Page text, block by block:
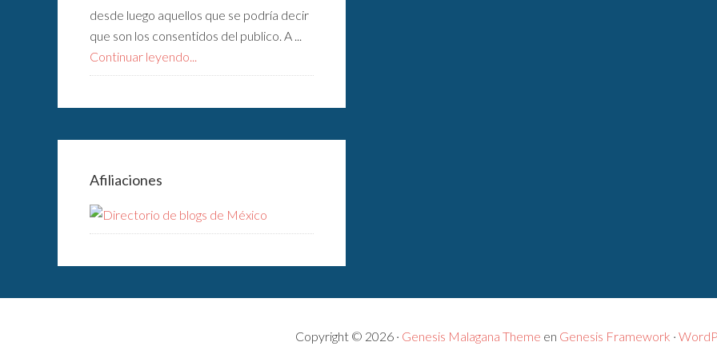
desde luego aquellos que se podría decir
que son los consentidos del publico. A ...
Continuar leyendo...
Afiliaciones
Copyright © 2026 · Genesis Malagana Theme en Genesis Framework ·